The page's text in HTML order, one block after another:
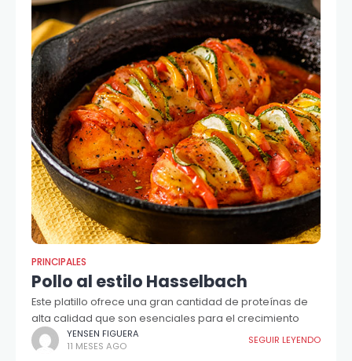
PRINCIPALES
Pollo al estilo Hasselbach
Este platillo ofrece una gran cantidad de proteínas de
alta calidad que son esenciales para el crecimiento
YENSEN FIGUERA
11 MESES AGO
SEGUIR LEYENDO